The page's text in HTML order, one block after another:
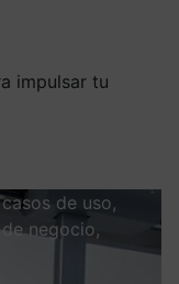
impulsar tu
de uso,
negocio,